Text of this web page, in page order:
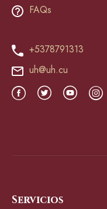
FAQs
+5378791313
uh@uh.cu
Servicios